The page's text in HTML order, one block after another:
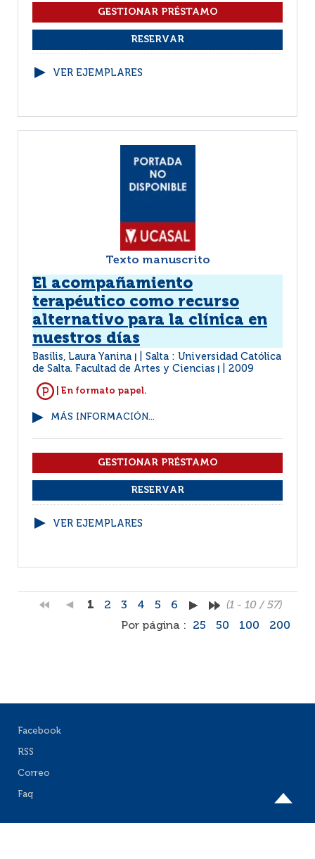
VER EJEMPLARES
Texto manuscrito
El acompañamiento
terapéutico como recurso
alternativo para la clínica en
nuestros días
Basilis, Laura Yanina
Salta : Universidad Católica
de Salta. Facultad de Artes y Ciencias
2009
| En formato papel.
MÁS INFORMACIÓN...
VER EJEMPLARES
1 2 3 4 5 6
(1 - 10 / 57)
Por página :
25 50 100 200
Facebook
RSS
Correo
Faq